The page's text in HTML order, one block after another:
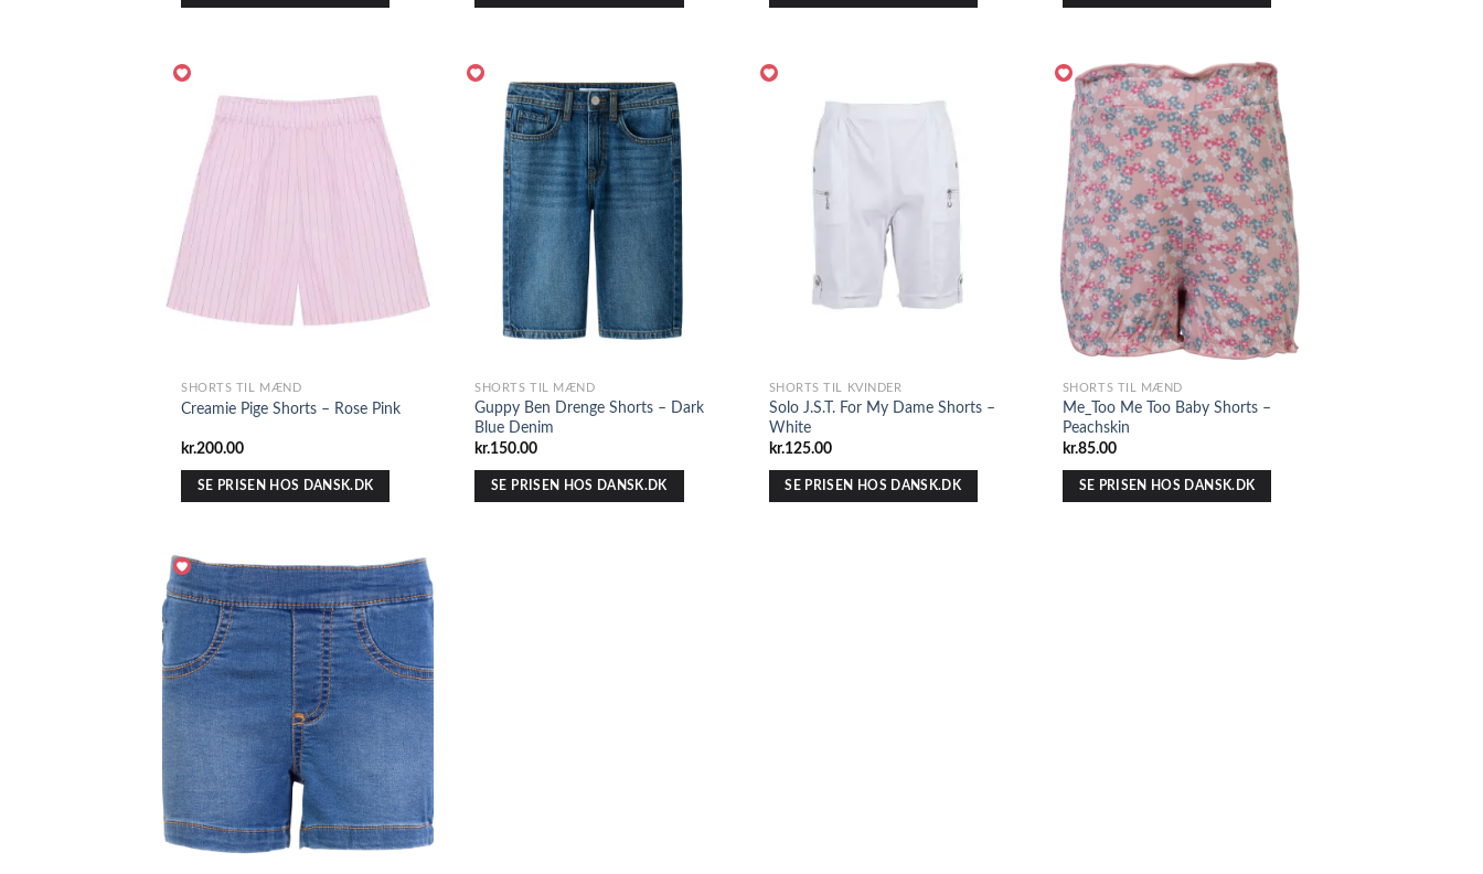
SHORTS TIL MÆND
Creamie Pige Shorts – Rose Pink
kr.200.00
SE PRISEN HOS DANSK.DK
SHORTS TIL MÆND
Guppy Ben Drenge Shorts – Dark
Blue Denim
kr.150.00
SE PRISEN HOS DANSK.DK
SHORTS TIL KVINDER
Solo J.S.T. For My Dame Shorts –
White
kr.125.00
SE PRISEN HOS DANSK.DK
SHORTS TIL MÆND
Me_Too Me Too Baby Shorts –
Peachskin
kr.85.00
SE PRISEN HOS DANSK.DK